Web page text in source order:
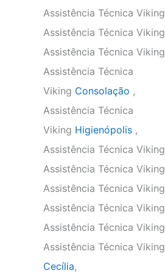
Assistência Técnica Viking
Assistência Técnica Viking
Assistência Técnica Viking
Assistência Técnica
Viking Consolação ,
Assistência Técnica
Viking Higienópolis ,
Assistência Técnica Viking
Assistência Técnica Viking
Assistência Técnica Viking
Assistência Técnica Viking
Assistência Técnica Viking
Assistência Técnica Viking
Cecília,